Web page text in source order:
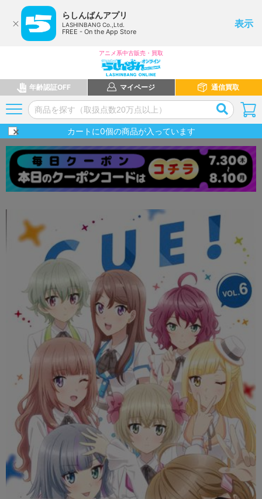
らしんばんアプリ
LASHINBANG Co.,Ltd.
FREE - On the App Store
表示
アニメ系中古販売・買取
年齢認証OFF マイページ 通信買取
カートに0個の商品が入っています